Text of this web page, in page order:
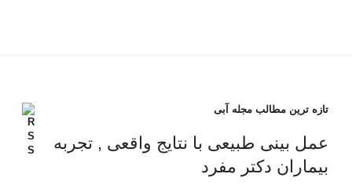
تازه ترین مطالب مجله آبی
عمل بینی طبیعی با نتایج واقعی , تجربه
بیماران دکتر مفرد